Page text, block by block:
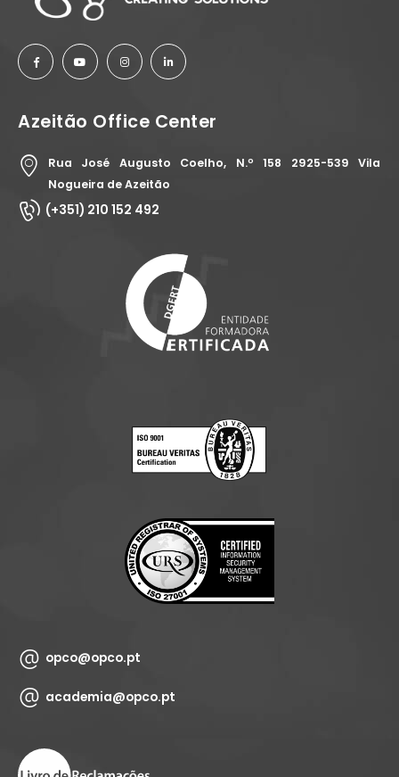
Azeitão Office Center
Rua José Augusto Coelho, N.º 158 2925-539 Vila
Nogueira de Azeitão
(+351) 210 152 492
opco@opco.pt
academia@opco.pt